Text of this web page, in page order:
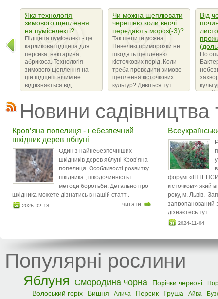
Яка технологія
зимового щеплення
на пуміселекті?
Підщепа пуміселект - це
карликова підщепа для
персика, нектарина,
абрикоса. Технологія
зимового щеплення на
цій підщепі нічим не
відрізняється від...
Чи можна щеплювати
черешню коли вночі
передають мороз(-3)?
Так щепити можна.
Невеликі приморозки не
шкодять щепленню
кісточкових порід. Коли
треба проводити зимове
щеплення кісточкових
культур? Дивіться тут
Від
По
Новини садівництва
Кров’яна попелиця - небезпечний
шкідник дерев яблуні
Один з найнебезпечніших
шкідників дерев яблуні Кров’яна
попелиця. Особливості розвитку
шкідника , шкодочинність і
методи боротьби. Детально про
шкідника можете дізнатись в нашій статті.
2025-02-18 читати
кісточкові» який
року, м. Львів.
запропанований
дізнаєтесь тут
2024-11-04
Популярні рослини
Яблуня Смородина чорна Порічки червоні
Волоський горіх Вишня Алича Персик Груша Айва